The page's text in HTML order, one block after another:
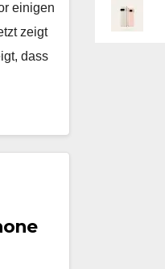
einigen
zeigt
dass